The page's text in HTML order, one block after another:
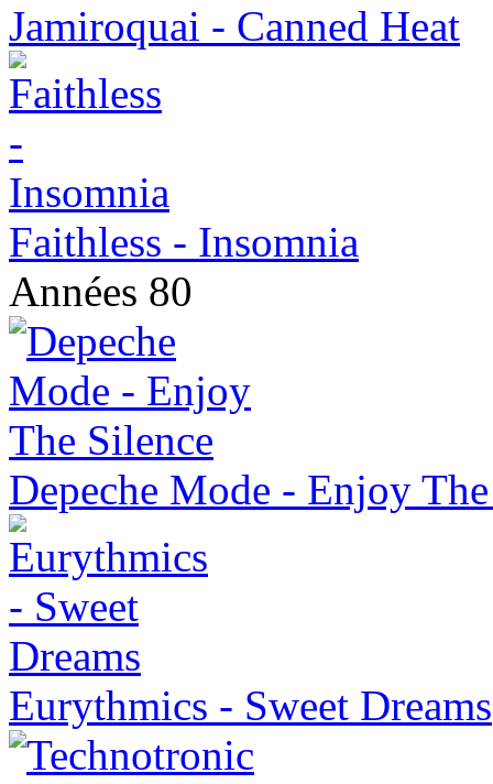
Jamiroquai - Canned Heat
Faithless - Insomnia
Années 80
Depeche Mode - Enjoy
Eurythmics - Sweet Dreams